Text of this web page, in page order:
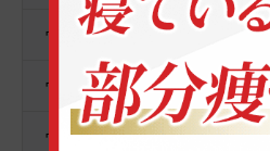
ヴァンキッシュ ５回コース
ヴァンキッシュ １０回コース
ヴァンキッシュ ２０回コース